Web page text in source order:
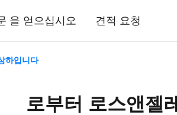
을 얻으십시오 견적 요청
하입니다
로부터 로스앤젤